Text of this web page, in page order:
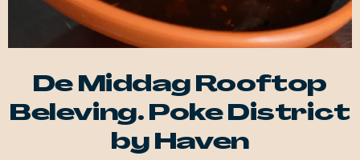
De Middag Rooftop
Beleving. Poke District
by Haven